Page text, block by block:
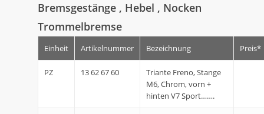
Bremsgestänge , Hebel , Nocken
Trommelbremse
Einheit Artikelnummer Bezeichnung Preis*
PZ 13 62 67 60
Triante Freno, Stange
M6, Chrom, vorn +
hinten V7 Sport…….